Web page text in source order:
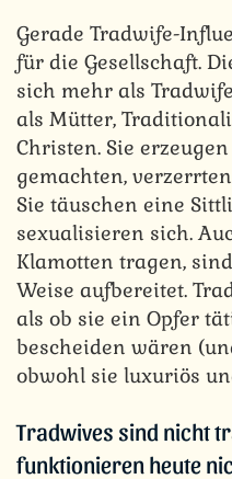
Gerade Tradwife-
für die Gesellschaft.
sich mehr als
als Mütter,
Christen. Sie
gemachten,
Sie täuschen eine
sexualisieren sich.
Klamotten tragen,
Weise aufbereitet.
als ob sie ein Opfer
bescheiden wären
obwohl sie luxuriös
Tradwives sind nicht
funktionieren heute